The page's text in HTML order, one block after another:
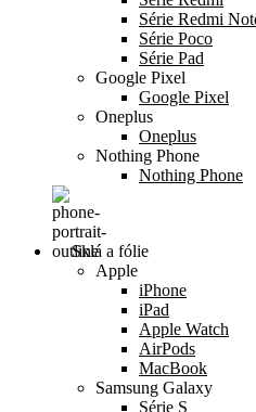
Série Redmi
Série Poco
Série Pad
Google Pixel
Google Pixel
Oneplus
Oneplus
Nothing Phone
Nothing Phone
Sklá a fólie
Apple
iPhone
iPad
Apple Watch
AirPods
MacBook
Samsung Galaxy
Série S